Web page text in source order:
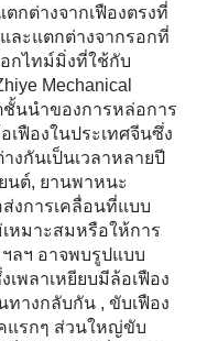
กต่างจากเฟืองตรงที่
ละแตกต่างจากรอกที่
อกไทม์มิ่งที่ใช้กับ
Mechanical
ชั้นนำของการหล่อการ
ฟืองในประเทศจีนซึ่ง
งกันเป็นเวลาหลายปี
นต์, ยานพาหนะ
งการเคลื่อนที่แบบ
หมาะสมหรือให้การ
ฯลฯ อาจพบรูปแบบ
พลาเหยียบมีล้อเฟือง
างกลับกัน , ขับเฟือง
แรกๆ ส่วนใหญ่ขับ